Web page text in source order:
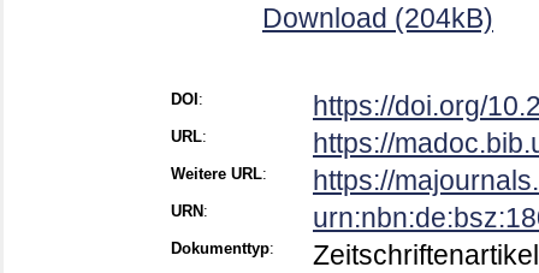
Download (204kB)
DOI : https://doi.org/
URL: https://
Weitere URL: https://
URN :
Dokumenttyp: Zeitschriftenartikel